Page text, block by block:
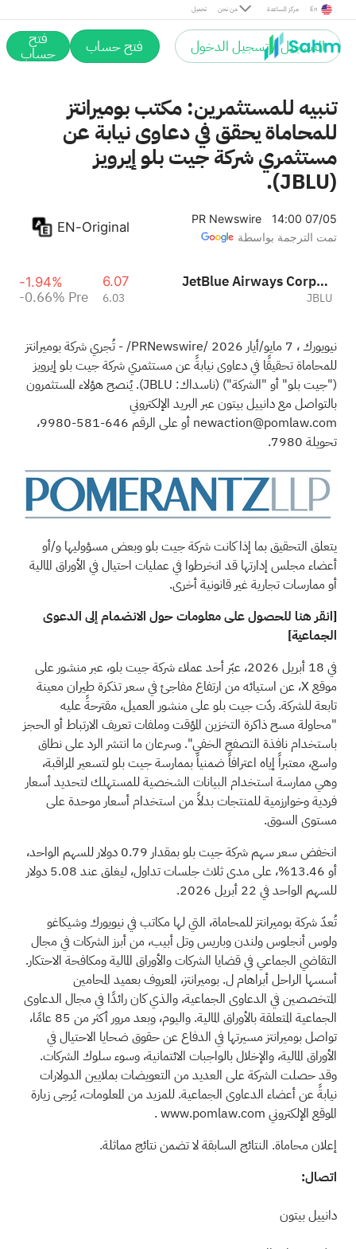
تحميل من نحن مركز المساعدة En
التسجيل / تسجيل الدخول فتح حساب فتح
حساب
تنبيه للمستثمرين: مكتب بوميرانتز
للمحاماة يحقق في دعاوى نيابة عن
مستثمري شركة جيت بلو إيرويز
(JBLU).
PR Newswire
14:00 07/05
تمت الترجمة بواسطة
EN-Original
JetBlue Airways Corporation
JBLU
6.07
6.03
-1.94%
-0.66% Pre
نيويورك، 7 مايو/أيار 2026
/PRNewswire/ - تُجري شركة بوميرانتز
للمحاماة تحقيقًا في دعاوى نيابةً عن مستثمري شركة جيت بلو إيرويز
("جيت بلو" أو "الشركة") (ناسداك: JBLU). يُنصح هؤلاء المستثمرون
بالتواصل مع دانييل بيتون عبر البريد الإلكتروني
newaction@pomlaw.com
أو على الرقم 646-581-9980،
تحويلة 7980.
يتعلق التحقيق بما إذا كانت شركة جيت بلو وبعض مسؤوليها و/أو
أعضاء مجلس إدارتها قد انخرطوا فيعمليات احتيالفي الأوراق المالية
أو ممارسات تجارية غير قانونية أخرى.
[انقر هنا للحصول على معلومات حول الانضمام إلى الدعوى
الجماعية]
في 18 أبريل 2026، عبّر أحد عملاء شركة جيت بلو، عبر منشور على
موقع X، عن استيائه من ارتفاع مفاجئ في سعر تذكرة طيران معينة
تابعة للشركة. ردّت جيت بلو على منشور العميل، مقترحةً عليه
"محاولة مسح ذاكرة التخزين المؤقت وملفات تعريف الارتباط أو الحجز
باستخدام نافذة التصفح الخفي". وسرعان ما انتشر الرد على نطاق
واسع، معتبراً إياه اعترافاً ضمنياً بممارسة جيت بلو لتسعير المراقبة،
وهي ممارسة استخدام البيانات الشخصية للمستهلك لتحديد أسعار
فردية وخوارزمية للمنتجات بدلاً من استخدام أسعار موحدة على
مستوى السوق.
انخفض سعر سهم شركة جيت بلو بمقدار 0.79 دولار للسهم الواحد،
أو 13.46%، على مدى ثلاث جلسات تداول، ليغلق عند 5.08 دولار
للسهم الواحد في 22 أبريل 2026.
تُعدّ شركة بوميرانتز للمحاماة، التي لها مكاتب في نيويورك وشيكاغو
ولوس أنجلوس ولندن وباريس وتل أبيب، من أبرز الشركات في مجال
التقاضي الجماعي في قضايا الشركات والأوراق المالية ومكافحة الاحتكار.
أسسها الراحل أبراهام ل. بوميرانتز، المعروف بعميد المحامين
المتخصصين في الدعاوى الجماعية، والذي كان رائدًا في مجال الدعاوى
الجماعية المتعلقة بالأوراق المالية. واليوم، وبعد مرور أكثر من 85 عامًا،
تواصل بوميرانتز مسيرتها في الدفاع عن حقوق ضحايا الاحتيالفي
الأوراق المالية، والإخلال بالواجبات الائتمانية، وسوء سلوك الشركات.
وقد حصلت الشركة على العديد من التعويضات بملايين الدولارات
نيابةً عن أعضاء الدعاوى الجماعية. للمزيد من المعلومات، يُرجى زيارة
الموقع الإلكتروني www.pomlaw.com
.
إعلان محاماة. النتائج السابقة لا تضمن نتائج مماثلة.
اتصال:
دانييل بيتون